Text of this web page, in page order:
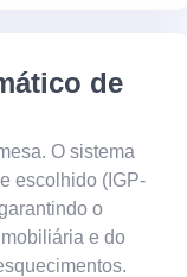
de
O sistema
escolhido (IGP-
o
e do